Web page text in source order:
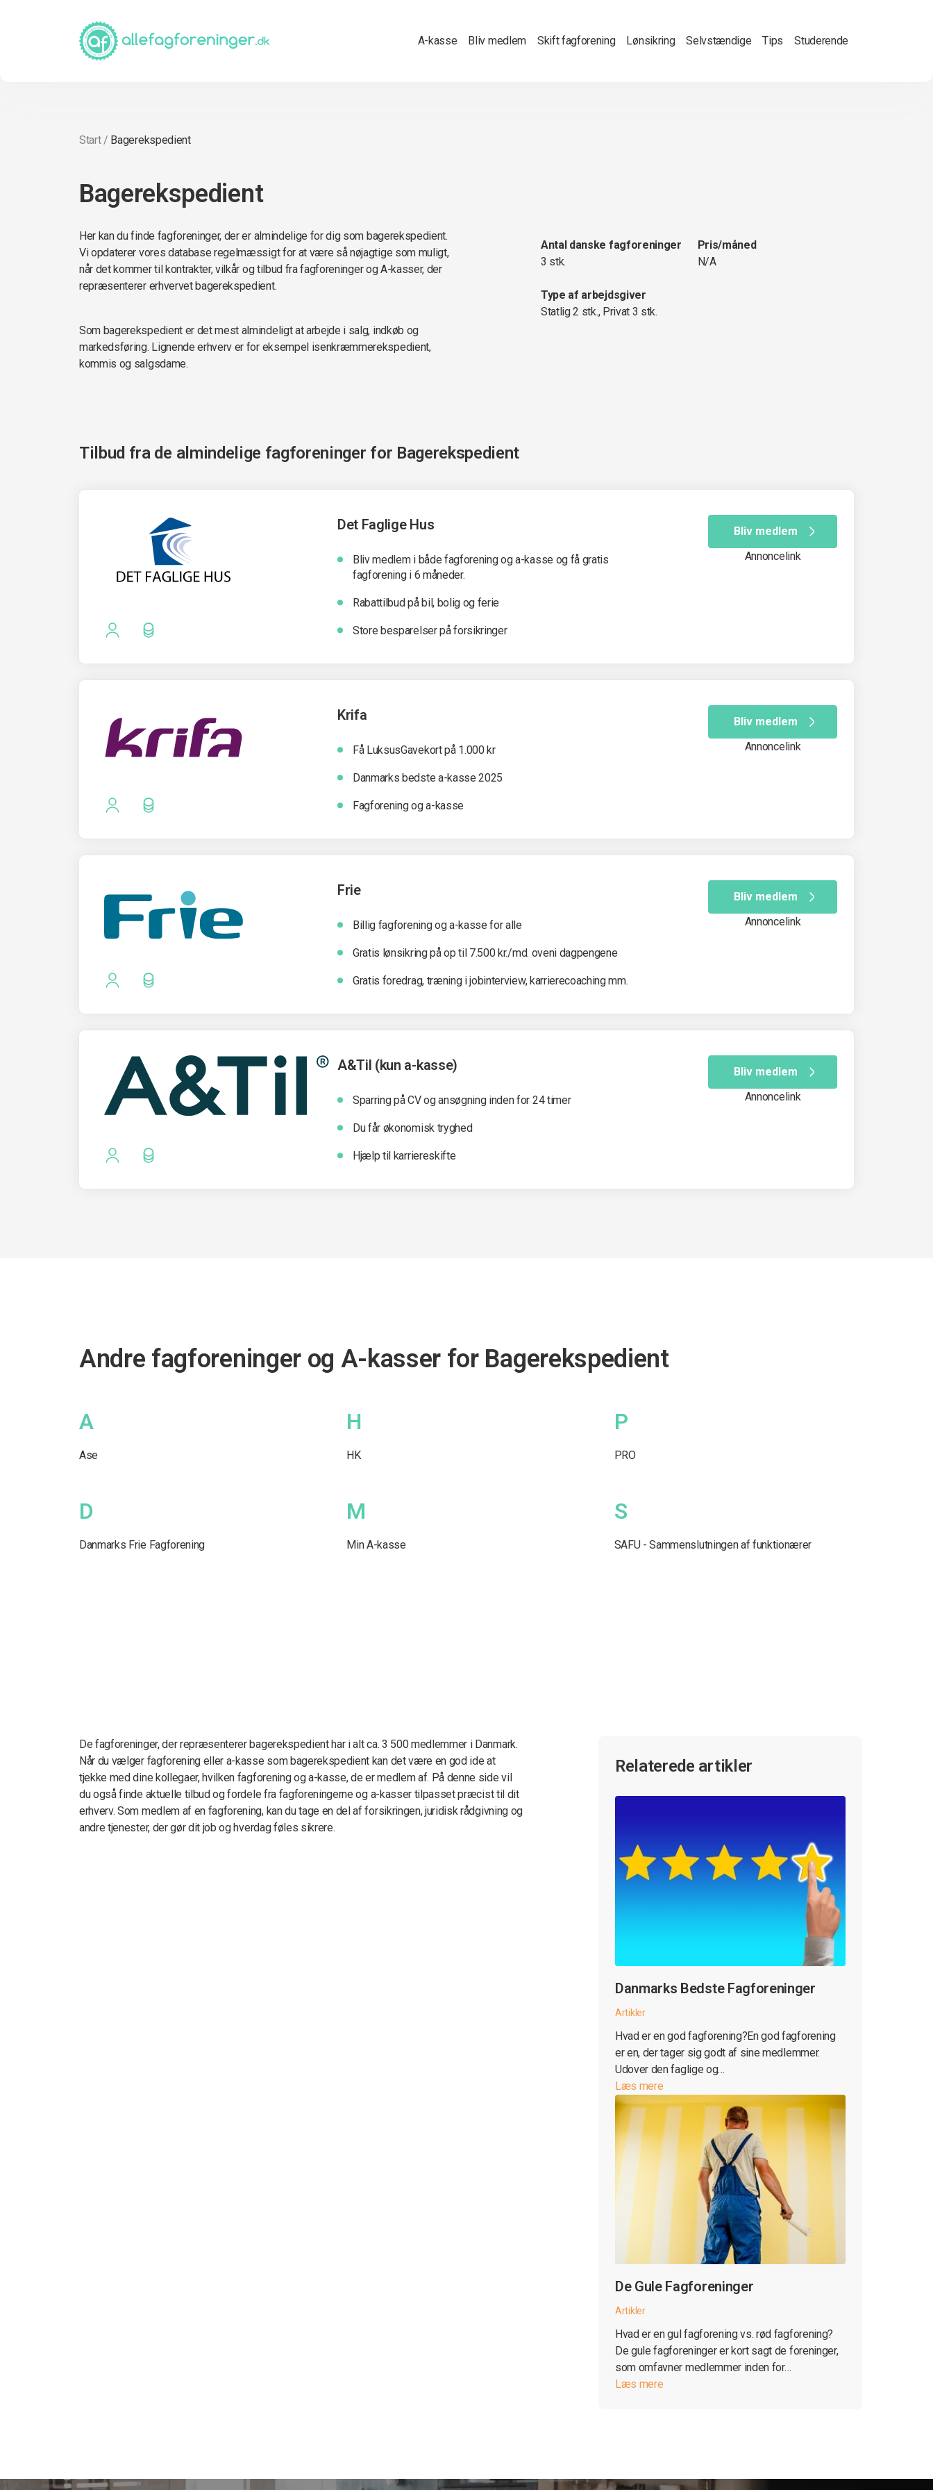
A-kasse Bliv medlem Skift fagforening Lønsikring Selvstændige Tips Studerende
Start/ Bagerekspedient
Bagerekspedient
Her kan du finde fagforeninger, der er almindelige for dig som bagerekspedient.
Vi opdaterer vores database regelmæssigt for at være så nøjagtige som muligt,
når det kommer til kontrakter, vilkår og tilbud fra fagforeninger og A-kasser, der
repræsenterer erhvervet bagerekspedient.
Som bagerekspedient er det mest almindeligt at arbejde i salg, indkøb og
markedsføring. Lignende erhverv er for eksempel isenkræmmerekspedient,
kommis og salgsdame.
Antal danske fagforeninger
3 stk.
Pris/måned
N/A
Type af arbejdsgiver
Statlig 2 stk., Privat 3 stk.
Tilbud fra de almindelige fagforeninger for Bagerekspedient
Det Faglige Hus
Bliv medlem i både fagforening og a-kasse og få gratis
fagforening i 6 måneder.
Rabattilbud på bil, bolig og ferie
Store besparelser på forsikringer
Bliv medlem
Annoncelink
Krifa
Få LuksusGavekort på 1.000 kr
Danmarks bedste a-kasse 2025
Fagforening og a-kasse
Bliv medlem
Annoncelink
Frie
Billig fagforening og a-kasse for alle
Gratis lønsikring på op til 7.500 kr./md. oveni dagpengene
Gratis foredrag, træning i jobinterview, karrierecoaching mm.
Bliv medlem
Annoncelink
A&Til (kun a-kasse)
Sparring på CV og ansøgning inden for 24 timer
Du får økonomisk tryghed
Hjælp til karriereskifte
Bliv medlem
Annoncelink
Andre fagforeninger og A-kasser for Bagerekspedient
A
Ase
D
Danmarks Frie Fagforening
H
HK
M
Min A-kasse
P
PRO
S
SAFU - Sammenslutningen af funktionærer
De fagforeninger, der repræsenterer bagerekspedient har i alt ca. 3 500 medlemmer i Danmark.
Når du vælger fagforening eller a-kasse som bagerekspedient kan det være en god ide at
tjekke med dine kollegaer, hvilken fagforening og a-kasse, de er medlem af. På denne side vil
du også finde aktuelle tilbud og fordele fra fagforeningerne og a-kasser tilpasset præcist til dit
erhverv. Som medlem af en fagforening, kan du tage en del af forsikringen, juridisk rådgivning og
andre tjenester, der gør dit job og hverdag føles sikrere.
Relaterede artikler
Danmarks Bedste Fagforeninger
Artikler
Hvad er en god fagforening?En god fagforening
er en, der tager sig godt af sine medlemmer.
Udover den faglige og…
Læs mere
De Gule Fagforeninger
Artikler
Hvad er en gul fagforening vs. rød fagforening?
De gule fagforeninger er kort sagt de foreninger,
som omfavner medlemmer inden for…
Læs mere